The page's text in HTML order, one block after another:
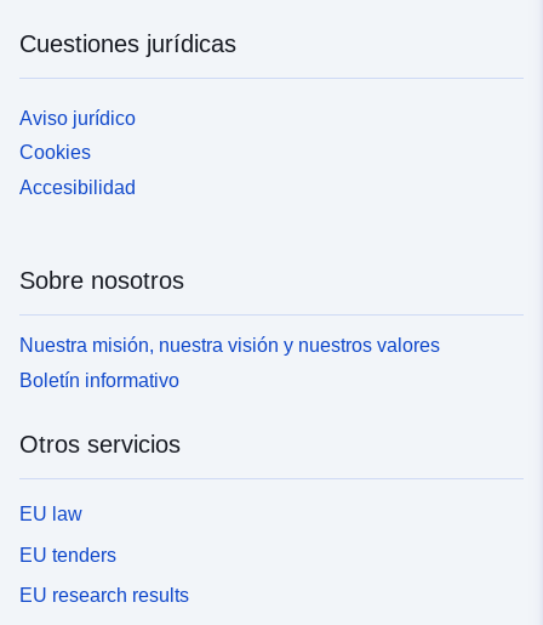
Cuestiones jurídicas
Aviso jurídico
Cookies
Accesibilidad
Sobre nosotros
Nuestra misión, nuestra visión y nuestros valores
Boletín informativo
Otros servicios
EU law
EU tenders
EU research results